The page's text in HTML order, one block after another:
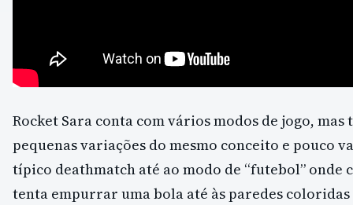
Rocket Sara conta com vários modos de jogo, mas
pequenas variações do mesmo conceito e pouco
típico deathmatch até ao modo de “futebol” onde
tenta empurrar uma bola até às paredes coloridas